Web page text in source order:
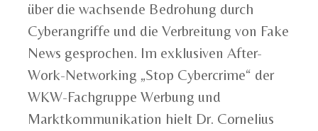
über die wachsende Bedrohung durch
Cyberangriffe und die Verbreitung von Fake
News gesprochen. Im exklusiven After-
Work-Networking „Stop Cybercrime“ der
WKW-Fachgruppe Werbung und
Marktkommunikation hielt Dr. Cornelius